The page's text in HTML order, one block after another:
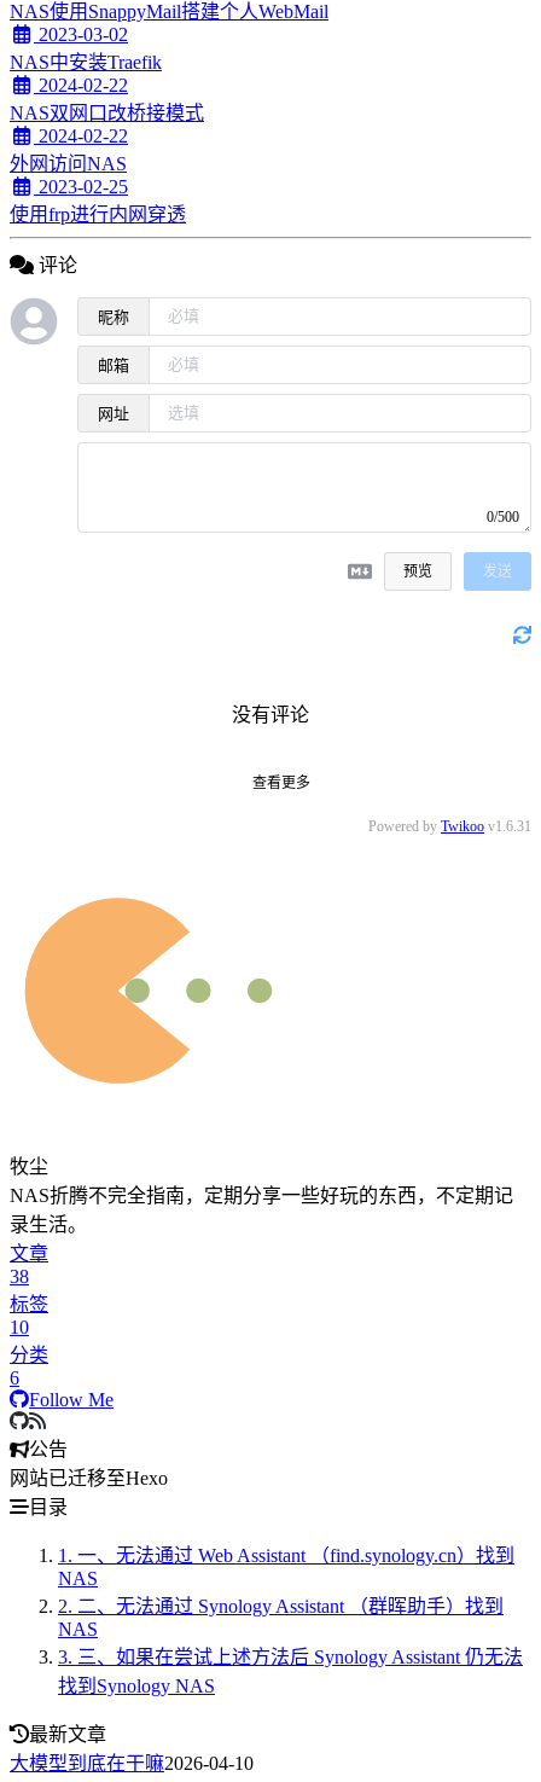
NAS使用SnappyMail搭建个人WebMail
2023-03-02
NAS中安装Traefik
2024-02-22
NAS双网口改桥接模式
2024-02-22
外网访问NAS
2023-02-25
使用frp进行内网穿透
评论
昵称
邮箱
网址
0/500
预览 发送
没有评论
查看更多
Powered by Twikoo v1.6.31
牧尘
NAS折腾不完全指南，定期分享一些好玩的东西，不定期记
录生活。
文章
38
标签
10
分类
6
Follow Me
公告
网站已迁移至Hexo
目录
1. 一、无法通过 Web Assistant （find.synology.cn）找到
NAS
2. 二、无法通过 Synology Assistant （群晖助手）找到
NAS
3. 三、如果在尝试上述方法后 Synology Assistant 仍无法
找到Synology NAS
最新文章
大模型到底在干嘛2026-04-10